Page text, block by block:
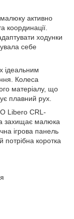
активно
координації.
ходунки
себе
ідеальним
Колеса
матеріалу, що
плавний рух.
Libero CRL-
захищає малюка
ігрова панель
потрібна коротка